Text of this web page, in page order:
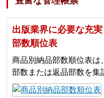
出版業界に必要な充
部数順位表
商品別納品部数順位表は
部数または返品部数を集